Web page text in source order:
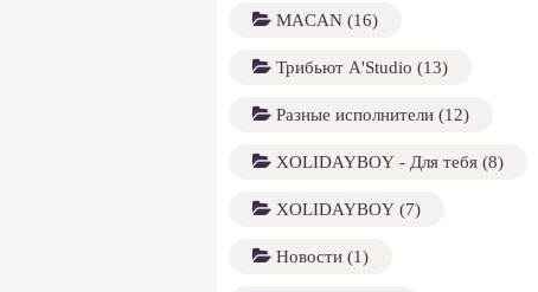
MACAN (16)
Трибьют A'Studio (13)
Разные исполнители (12)
XOLIDAYBOY - Для тебя (8)
XOLIDAYBOY (7)
Новости (1)